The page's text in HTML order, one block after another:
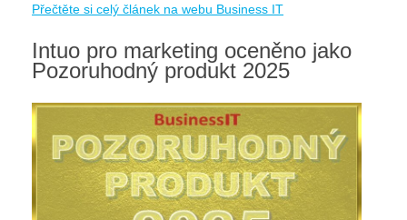
Přečtěte si celý článek na webu Business IT
Intuo pro marketing oceněno jako
Pozoruhodný produkt 2025